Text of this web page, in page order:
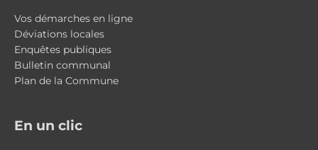
Vos démarches en ligne
Déviations locales
Enquêtes publiques
Bulletin communal
Plan de la Commune
En un clic